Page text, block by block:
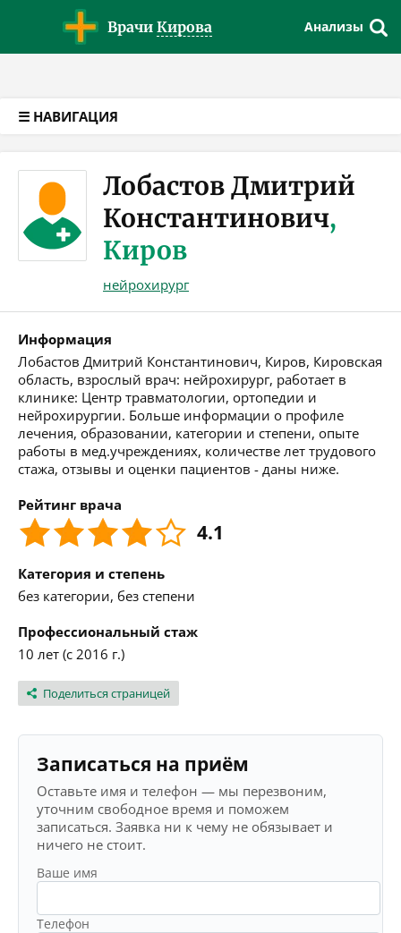
Врачи Кирова Анализы
☰ НАВИГАЦИЯ
Лобастов Дмитрий
Константинович,
Киров
нейрохирург
Информация
Лобастов Дмитрий Константинович, Киров, Кировская
область, взрослый врач: нейрохирург, работает в
клинике: Центр травматологии, ортопедии и
нейрохирургии. Больше информации о профиле
лечения, образовании, категории и степени, опыте
работы в мед.учреждениях, количестве лет трудового
стажа, отзывы и оценки пациентов - даны ниже.
Рейтинг врача
4.1
Категория и степень
без категории, без степени
Профессиональный стаж
10 лет (с 2016 г.)
Поделиться страницей
Записаться на приём
Оставьте имя и телефон — мы перезвоним,
уточним свободное время и поможем
записаться. Заявка ни к чему не обязывает и
ничего не стоит.
Ваше имя
Телефон